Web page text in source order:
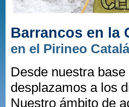
Barrancos en la
en el Pirineo
Desde nuestra
desplazamos a los
Nuestro ámbito de